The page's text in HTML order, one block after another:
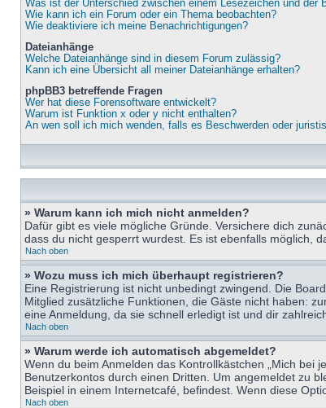
Was ist der Unterschied zwischen einem Lesezeichen und der
Wie kann ich ein Forum oder ein Thema beobachten?
Wie deaktiviere ich meine Benachrichtigungen?
Dateianhänge
Welche Dateianhänge sind in diesem Forum zulässig?
Kann ich eine Übersicht all meiner Dateianhänge erhalten?
phpBB3 betreffende Fragen
Wer hat diese Forensoftware entwickelt?
Warum ist Funktion x oder y nicht enthalten?
An wen soll ich mich wenden, falls es Beschwerden oder
» Warum kann ich mich nicht anmelden?
Dafür gibt es viele mögliche Gründe. Versichere dich
dass du nicht gesperrt wurdest. Es ist ebenfalls möglich,
Nach oben
» Wozu muss ich mich überhaupt registrieren?
Eine Registrierung ist nicht unbedingt zwingend. Die
Mitglied zusätzliche Funktionen, die Gäste nicht haben:
eine Anmeldung, da sie schnell erledigt ist und dir
Nach oben
» Warum werde ich automatisch abgemeldet?
Wenn du beim Anmelden das Kontrollkästchen „Mich bei
Benutzerkontos durch einen Dritten. Um angemeldet zu
Beispiel in einem Internetcafé, befindest. Wenn diese
Nach oben